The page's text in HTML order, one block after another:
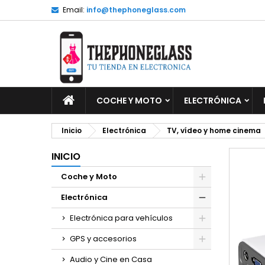
Email: info@thephoneglass.com
INICIOCOCHE Y MOTO ELECTRÓNICA
Inicio Electrónica TV, vídeo y home cinema
INICIO
Coche y Moto
Electrónica
Electrónica para vehículos
GPS y accesorios
Audio y Cine en Casa